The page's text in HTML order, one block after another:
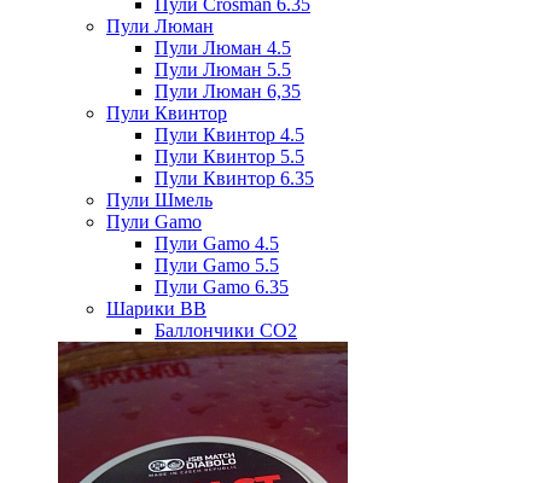
Пули Crosman 6.35
Пули Люман
Пули Люман 4.5
Пули Люман 5.5
Пули Люман 6,35
Пули Квинтор
Пули Квинтор 4.5
Пули Квинтор 5.5
Пули Квинтор 6.35
Пули Шмель
Пули Gamo
Пули Gamo 4.5
Пули Gamo 5.5
Пули Gamo 6.35
Шарики BB
Баллончики CO2